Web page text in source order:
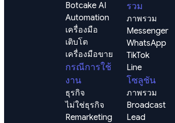
Botcake AI
Automation
เครื่องมือ
เติบโต
เครื่องมือขาย
กรณีการใช้
งาน
ธุรกิจ
ไม่ใช่ธุรกิจ
Remarketing
รวม
ภาพรวม
Messenger
WhatsApp
TikTok
Line
โซลูชัน
ภาพรวม
Broadcast
Lead